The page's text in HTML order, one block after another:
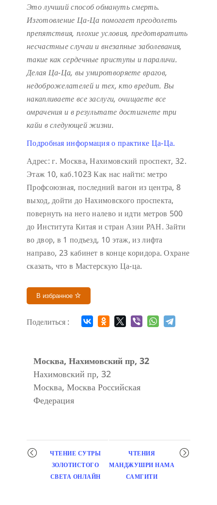
Это лучший способ обмануть смерть.
Изготовление Ца-Ца помогает преодолеть
препятствия, плохие условия, предотвратить
несчастные случаи и внезапные заболевания,
такие как сердечные приступы и параличи.
Делая Ца-Ца, вы умиротворяете врагов,
недоброжелателей и тех, кто вредит. Вы
накапливаете все заслуги, очищаете все
омрачения и в результате достигнете три
кайи в следующей жизни.
Подробная информация о практике Ца-Ца.
Адрес: г. Москва, Нахимовский проспект, 32.
Этаж 10, каб.1023Как нас найти: метро
Профсоюзная, последний вагон из центра, 8
выход, дойти до Нахимовского проспекта,
повернуть на него налево и идти метров 500
до Института Китая и стран Азии РАН. Зайти
во двор, в 1 подъезд, 10 этаж, из лифта
направо, 23 кабинет в конце коридора. Охране
сказать, что в Мастерскую Ца-ца.
В избранное
Поделиться :
Москва, Нахимовский пр, 32
Нахимовский пр, 32
Москва, Москва Российская
Федерация
Мероприятие
навигация
ЧТЕНИЕ СУТРЫ
ЗОЛОТИСТОГО
СВЕТА ОНЛАЙН
ЧТЕНИЯ
МАНДЖУШРИ НАМА
САМГИТИ